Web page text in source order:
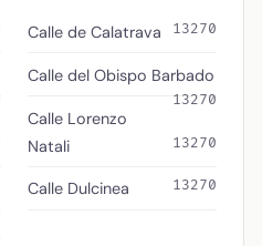
Calle de Calatrava 13270
Calle del Obispo Barbado
13270
Calle Lorenzo
Natali
13270
Calle Dulcinea 13270